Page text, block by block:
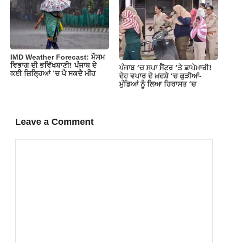
IMD Weather Forecast: ਮੌਸਮ
ਵਿਭਾਗ ਦੀ ਭਵਿੱਖਬਾਣੀ! ਪੰਜਾਬ ਦੇ
ਕਈ ਜ਼ਿਲ੍ਹਿਆਂ ‘ਚ ਪੈ ਸਕਦੈ ਮੀਂਹ
ਪੰਜਾਬ ‘ਚ ਸਪਾ ਸੈਂਟਰ ‘ਤੇ ਛਾਪੇਮਾਰੀ!
ਦੇਹ ਵਪਾਰ ਦੇ ਖ਼ਦਸ਼ੇ ‘ਚ ਕੁੜੀਆਂ-
ਮੁੰਡਿਆਂ ਨੂੰ ਲਿਆ ਹਿਰਾਸਤ ‘ਚ
Leave a Comment